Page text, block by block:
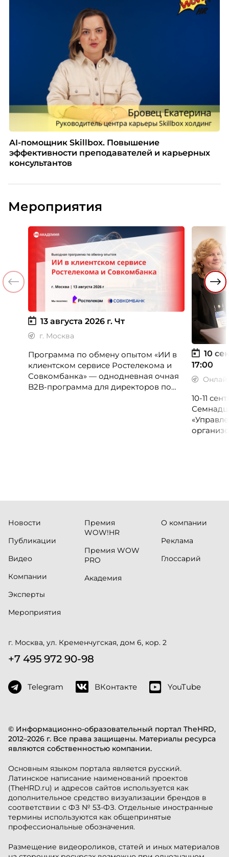
AI-помощник Skillbox. Повышение
эффективности преподавателей и карьерных
консультантов
Мероприятия
13 августа 2026 г. Чт
г. Москва
Программа по обмену опытом «ИИ в
клиентском сервисе Ростелекома и
Совкомбанка» — однодневная очная
B2B-программа для директоров по
10
17:00
10-11
© Информационно-образовательный портал TheHRD,
2012–2026 г. Все права защищены. Материалы ресурса
являются собственностью компании.
Основным языком портала является русский.
Латинское написание наименований проектов
(TheHRD.ru) и адресов сайтов используется как
дополнительное средство визуализации брендов в
соответствии с ФЗ № 53-ФЗ. Отдельные иностранные
термины используются как общепринятые
профессиональные обозначения.
Размещение видеороликов, статей и иных материалов
Новости
Публикации
Видео
Компании
Эксперты
Мероприятия
Премия
WOW!HR
Премия WOW
PRO
Академия
О компании
Реклама
Глоссарий
г. Москва, ул. Кременчугская, дом 6, кор. 2
+7 495 972 90-98
Telegram ВКонтакте YouTube